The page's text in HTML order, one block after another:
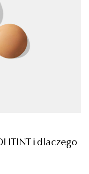
i dlaczego